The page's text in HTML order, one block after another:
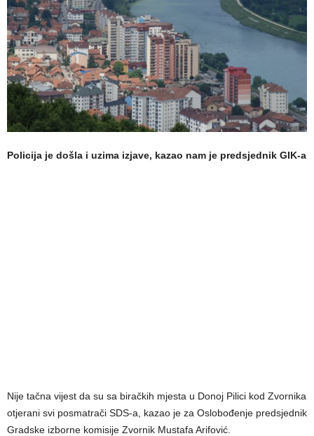
Policija je došla i uzima izjave, kazao nam je predsjednik GIK-a
Nije tačna vijest da su sa biračkih mjesta u Donoj Pilici kod Zvornika
otjerani svi posmatrači SDS-a, kazao je za Oslobođenje predsjednik
Gradske izborne komisije Zvornik Mustafa Arifović.